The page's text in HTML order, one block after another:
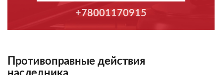
+78001170915
Противоправные действия